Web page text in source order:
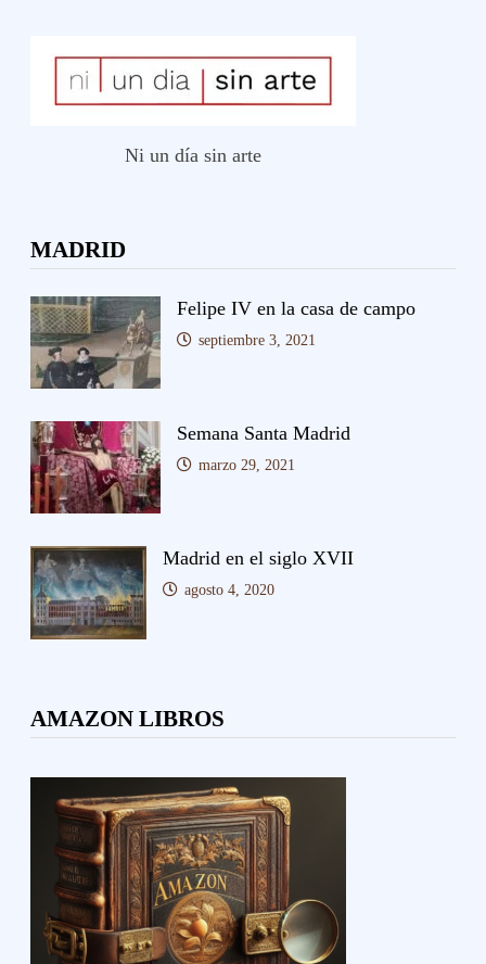
Ni un día sin arte
MADRID
Felipe IV en la casa de campo
septiembre 3, 2021
Semana Santa Madrid
marzo 29, 2021
Madrid en el siglo XVII
agosto 4, 2020
AMAZON LIBROS